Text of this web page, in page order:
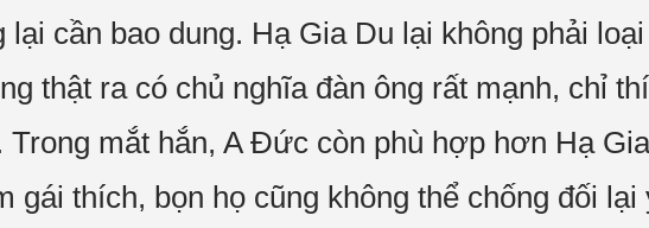
cần bao dung. Hạ Gia Du lại không phải loại
thật ra có chủ nghĩa đàn ông rất mạnh, chỉ
Trong mắt hắn, A Đức còn phù hợp hơn Hạ
gái thích, bọn họ cũng không thể chống đối lại